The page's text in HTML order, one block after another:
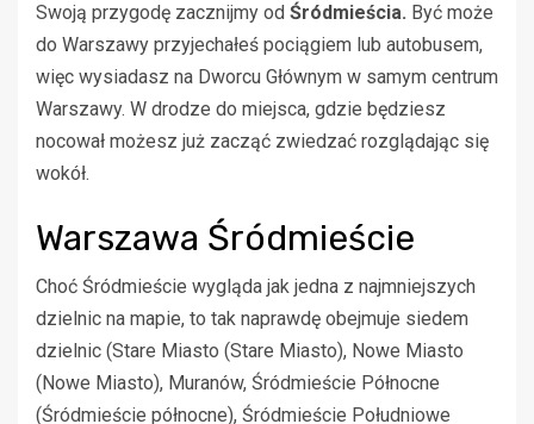
Swoją przygodę zacznijmy od Śródmieścia. Być może
do Warszawy przyjechałeś pociągiem lub autobusem,
więc wysiadasz na Dworcu Głównym w samym centrum
Warszawy. W drodze do miejsca, gdzie będziesz
nocował możesz już zacząć zwiedzać rozglądając się
wokół.
Warszawa Śródmieście
Choć Śródmieście wygląda jak jedna z najmniejszych
dzielnic na mapie, to tak naprawdę obejmuje siedem
dzielnic (Stare Miasto (Stare Miasto), Nowe Miasto
(Nowe Miasto), Muranów, Śródmieście Północne
(Śródmieście północne), Śródmieście Południowe